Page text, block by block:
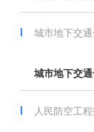
城市地下交
城市地下交
人民防空工